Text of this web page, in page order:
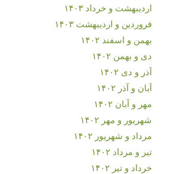
اردیبهشت و خرداد ۱۴۰۳
فروردین و اردیبهشت ۱۴۰۳
بهمن و اسفند ۱۴۰۲
دی و بهمن ۱۴۰۲
آذر و دی ۱۴۰۲
آبان و آذر ۱۴۰۲
مهر و آبان ۱۴۰۲
شهریور و مهر ۱۴۰۲
مرداد و شهریور ۱۴۰۲
تیر و مرداد ۱۴۰۲
خرداد و تیر ۱۴۰۲